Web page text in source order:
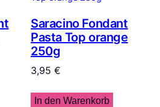
Saracino Fondant
Pasta Top orange
250g
3,95€
In den Warenkorb